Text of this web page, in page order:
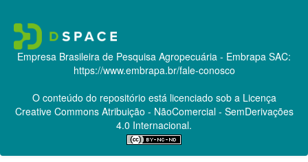
Empresa Brasileira de Pesquisa Agropecuária - Embrapa SAC:
https://www.embrapa.br/fale-conosco
O conteúdo do repositório está licenciado sob a Licença
Creative CommonsAtribuição - NãoComercial - SemDerivações
4.0 Internacional.